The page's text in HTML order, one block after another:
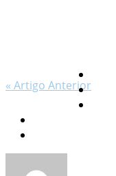
« Artigo Anterior